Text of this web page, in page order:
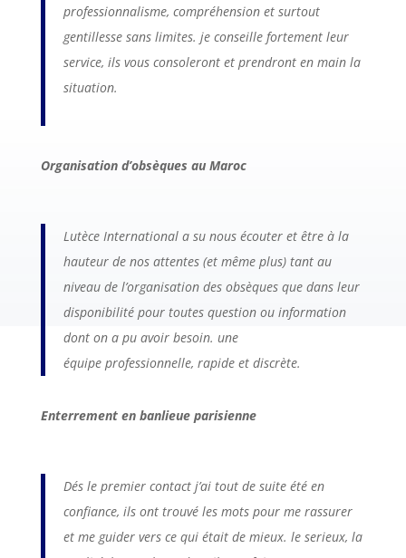
professionnalisme, compréhension et surtout
gentillesse sans limites. je conseille fortement leur
service, ils vous consoleront et prendront en main la
situation.
Organisation d’obsèques au Maroc
Lutèce International a su nous écouter et être à la
hauteur de nos attentes (et même plus) tant au
niveau de l’organisation des obsèques que dans leur
disponibilité pour toutes question ou information
dont on a pu avoir besoin. une
équipe professionnelle, rapide et discrète.
Enterrement en banlieue parisienne
Dés le premier contact j’ai tout de suite été en
confiance, ils ont trouvé les mots pour me rassurer
et me guider vers ce qui était de mieux. le serieux, la